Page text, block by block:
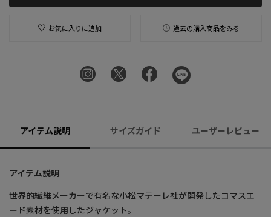
お気に入りに追加 過去の購入商品をみる
アイテム説明 サイズガイド ユーザーレビュー
アイテム説明
世界的繊維メーカーで有名な小松マテーレ社が開発したコマスエ
ード素材を使用したジャケット。